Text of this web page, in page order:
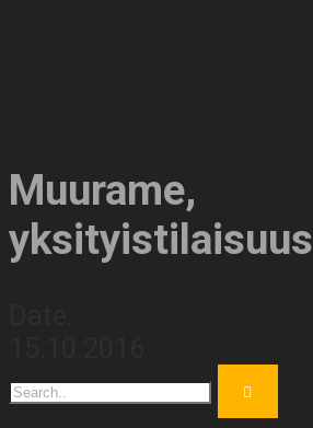
Muurame,
yksityistilaisuus